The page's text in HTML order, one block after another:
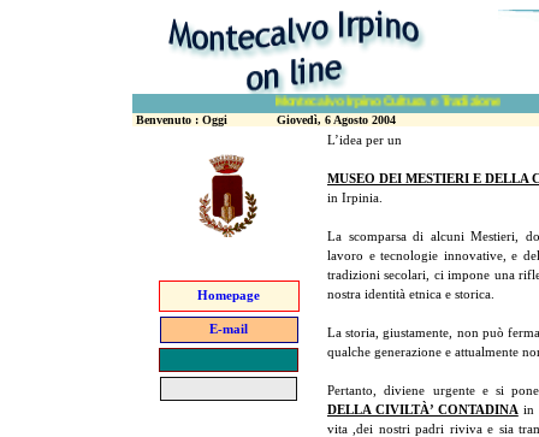
Montecalvo Irpino Cultura e Tradizione di
Benvenuto : Oggi
Giovedì, 6 Agosto 2004
Homepage
E-mail
L’idea per un
MUSEO DEI MESTIERI E DELLA
in Irpinia.
La scomparsa di alcuni Mestieri,
lavoro e tecnologie innovative, e
tradizioni secolari, ci impone una
nostra identità etnica e storica.
La storia, giustamente, non può
qualche generazione e attualmente
Pertanto, diviene urgente e si
DELLA CIVILTÀ’ CONTADINA in
vita ,dei nostri padri riviva e sia